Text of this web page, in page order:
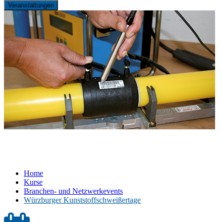
Veranstaltungen
Home
Kurse
Branchen- und Netzwerkevents
Würzburger Kunststoffschweißertage